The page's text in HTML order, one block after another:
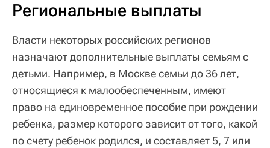
Региональные выплаты
Власти некоторых российских регионов
назначают дополнительные выплаты семьям с
детьми. Например, в Москве семьи до 36 лет,
относящиеся к малообеспеченным, имеют
право на единовременное пособие при рождении
ребенка, размер которого зависит от того, какой
по счету ребенок родился, и составляет 5, 7 или